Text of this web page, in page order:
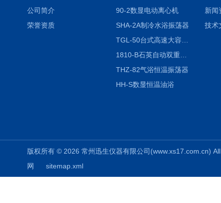
公司简介
荣誉资质
90-2数显电动离心机
SHA-2A制冷水浴振荡器
1810-B石英自动双重纯水蒸馏水器
THZ-82气浴恒温振荡器
HH-S数显恒温油浴
新闻
技术
版权所有 © 2026 常州迅生仪器有限公司
网
sitemap.xml